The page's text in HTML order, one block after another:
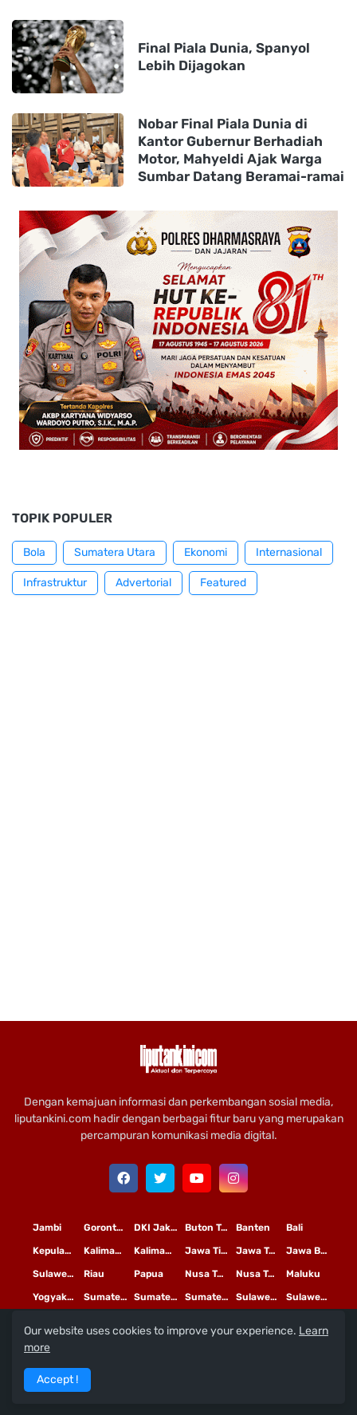
Final Piala Dunia, Spanyol
Lebih Dijagokan
Nobar Final Piala Dunia di
Kantor Gubernur Berhadiah
Motor, Mahyeldi Ajak Warga
Sumbar Datang Beramai-ramai
TOPIK POPULER
Bola Sumatera Utara Ekonomi Internasional
Infrastruktur Advertorial Featured
Dengan kemajuan informasi dan perkembangan sosial media,
liputankini.com hadir dengan berbagai fitur baru yang merupakan
percampuran komunikasi media digital.
Bali
Banten
Buton Tengah
DKI Jakarta
Gorontalo
Jambi
Jawa Barat
Jawa Tengah
Jawa Timur
Kalimantan Tengah
Kalimantan Timur
Kepulauan Riau
Maluku
Nusa Tenggara Barat
Nusa Tenggara Timur
Papua
Riau
Sulawesi Selatan
Sulawesi Tengah
Sulawesi Utara
Sumatera Barat
Sumatera Selatan
Sumatera Utara
Yogyakarta
Copyright© 2020 PTLiputan Kini Mediatama
Redaksi Pedoman Media Siber
Our website uses cookies to improve your experience. Learn
more
Accept !